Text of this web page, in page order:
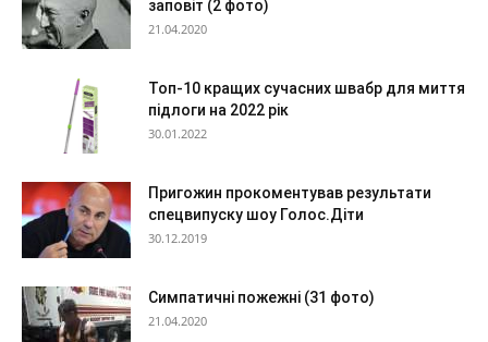
заповіт (2 фото)
21.04.2020
Топ-10 кращих сучасних швабр для миття
підлоги на 2022 рік
30.01.2022
Пригожин прокоментував результати
спецвипуску шоу Голос.Діти
30.12.2019
Симпатичні пожежні (31 фото)
21.04.2020